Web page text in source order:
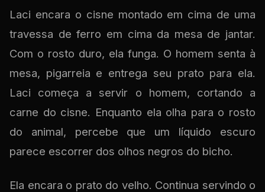
Laci encara o cisne montado em cima de uma
travessa de ferro em cima da mesa de jantar.
Com o rosto duro, ela funga. O homem senta à
mesa, pigarreia e entrega seu prato para ela.
Laci começa a servir o homem, cortando a
carne do cisne. Enquanto ela olha para o rosto
do animal, percebe que um líquido escuro
parece escorrer dos olhos negros do bicho.
Ela encara o prato do velho. Continua servindo o